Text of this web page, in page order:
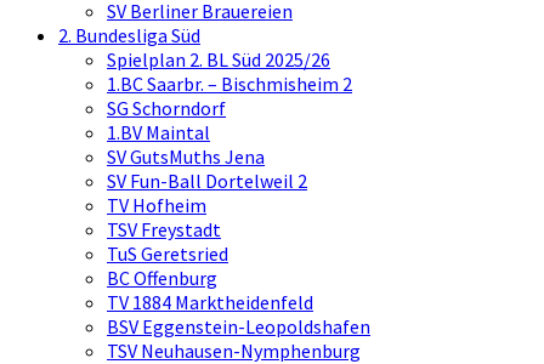
SV Berliner Brauereien
2. Bundesliga Süd
Spielplan 2. BL Süd 2025/26
1.BC Saarbr. – Bischmisheim 2
SG Schorndorf
1.BV Maintal
SV GutsMuths Jena
SV Fun-Ball Dortelweil 2
TV Hofheim
TSV Freystadt
TuS Geretsried
BC Offenburg
TV 1884 Marktheidenfeld
BSV Eggenstein-Leopoldshafen
TSV Neuhausen-Nymphenburg